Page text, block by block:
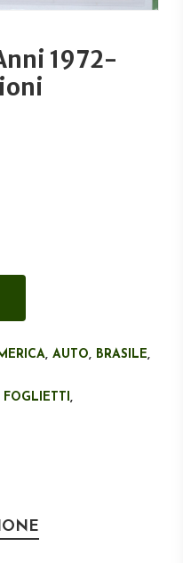
1972-
, AUTO, BRASILE,
FOGLIETTI ,